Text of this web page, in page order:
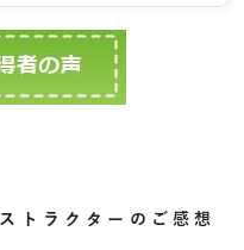
トラクターのご感想